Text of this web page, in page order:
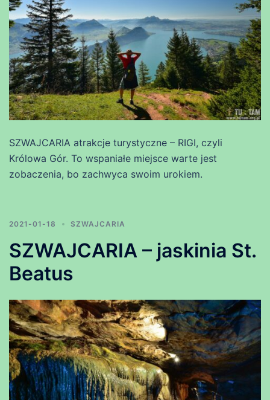
SZWAJCARIA atrakcje turystyczne – RIGI, czyli
Królowa Gór. To wspaniałe miejsce warte jest
zobaczenia, bo zachwyca swoim urokiem.
2021-01-18 SZWAJCARIA
SZWAJCARIA – jaskinia St.
Beatus